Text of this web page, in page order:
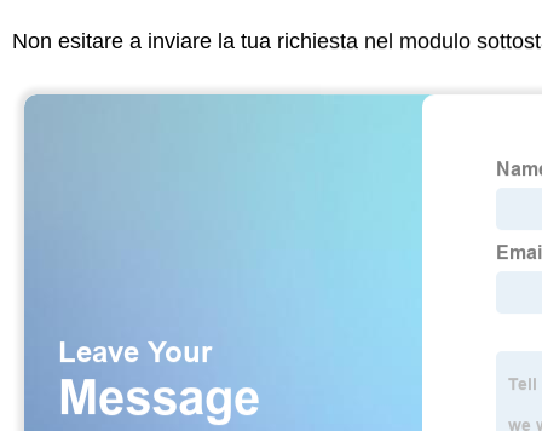
Non esitare a inviare la tua richiesta nel modulo